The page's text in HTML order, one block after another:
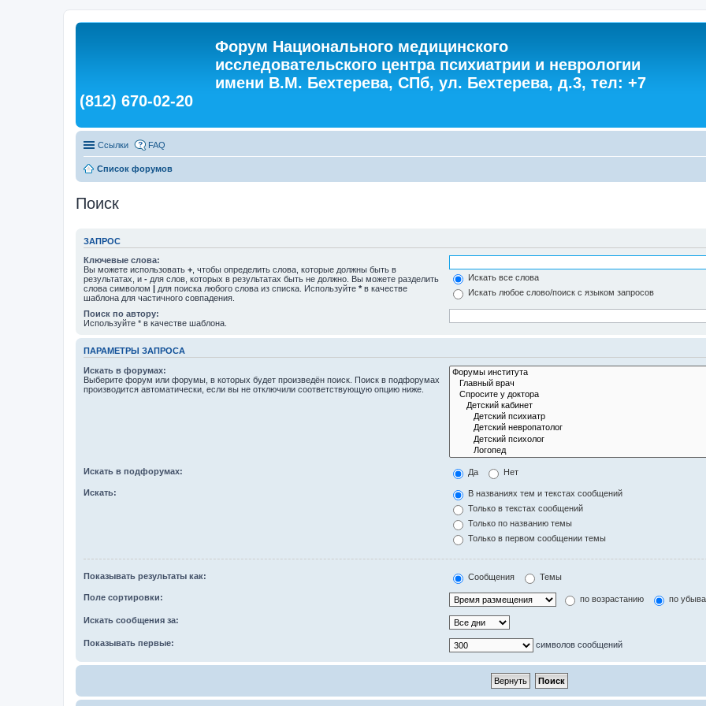
Форум Национального медицинского
исследовательского центра психиатрии и неврологии
имени В.М. Бехтерева, СПб, ул. Бехтерева, д.3, тел: +7
(812) 670-02-20
Ссылки FAQ
Список форумов
Поиск
ЗАПРОС
Ключевые слова:
Вы можете использовать + , чтобы определить слова, которые должны быть в
результатах, и - для слов, которых в результатах быть не должно. Вы можете разделить
слова символом | для поиска любого слова из списка. Используйте * в качестве
шаблона для частичного совпадения.
Искать все слова
Искать любое слово/поиск с языком запросов
Поиск по автору:
Используйте * в качестве шаблона.
ПАРАМЕТРЫ ЗАПРОСА
Искать в форумах:
Выберите форум или форумы, в которых будет произведён поиск. Поиск в подфорумах
производится автоматически, если вы не отключили соответствующую опцию ниже.
Искать в подфорумах: Да Нет
Искать:
В названиях тем и текстах сообщений
Только в текстах сообщений
Только по названию темы
Только в первом сообщении темы
Показывать результаты как: Сообщения Темы
Поле сортировки: по возрастанию по
Искать сообщения за:
Показывать первые: символов сообщений